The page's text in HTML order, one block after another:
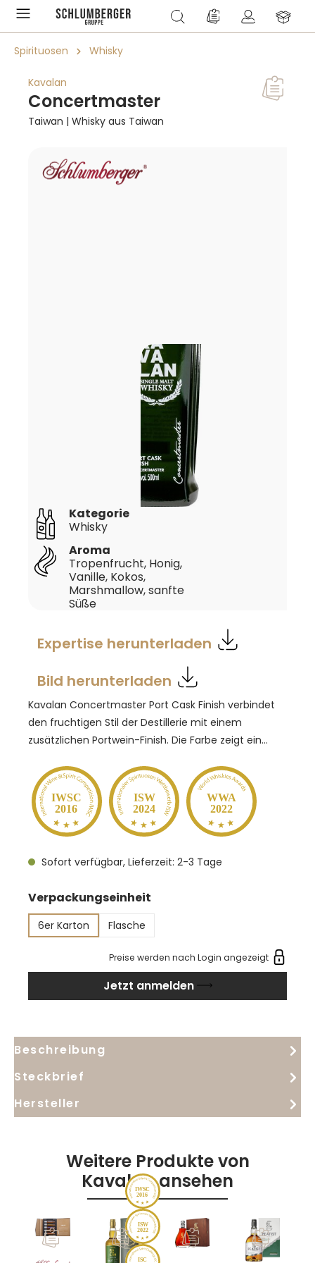
springen Du hast 0 Produkte
Spirituosen Whisky
Kavalan
Concertmaster
Taiwan | Whisky aus Taiwan
Bildergalerie überspringen
Aroma
Tropenfrucht, Honig,
Vanille, Kokos,
Marshmallow, sanfte
Süße
Kategorie
Whisky
Expertise herunterladen
Bild herunterladen
Kavalan Concertmaster Port Cask Finish verbindet
den fruchtigen Stil der Destillerie mit einem
zusätzlichen Portwein-Finish. Die Farbe zeigt ein
über Honig, Vanille und Kokos, dazu eine weiche
Süße, die an Marshmallow erinnert. Am Gaumen
wirkt der Whisky vollmundig, rund und
mehrschichtig, mit deutlicher Frucht und sanftem
besonders stimmig, wenn Zeit zum Entdecken
cremigen Desserts oder Gebäck sehr gut
harmoniert.
IWSC
2016
ISW
2024
WWA
2022
Sofort verfügbar, Lieferzeit: 2-3 Tage
Verpackungseinheit
6er Karton Flasche
Preise werden nach Login angezeigt
Jetzt anmelden
Beschreibung
Steckbrief
Hersteller
Weitere Produkte von
Kavalan ansehen
IWSC
2016
ISW
2022
ISC